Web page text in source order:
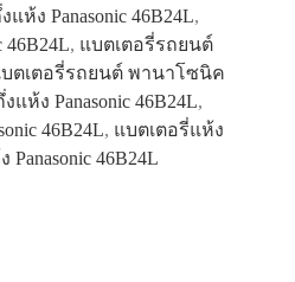
แห้ง Panasonic 46B24L,
46B24L, แบตเตอรี่รถยนต์
ตเตอรี่รถยนต์ พานาโซนิค
ห้ง Panasonic 46B24L,
46B24L, แบตเตอรี่แห้ง
Panasonic 46B24L